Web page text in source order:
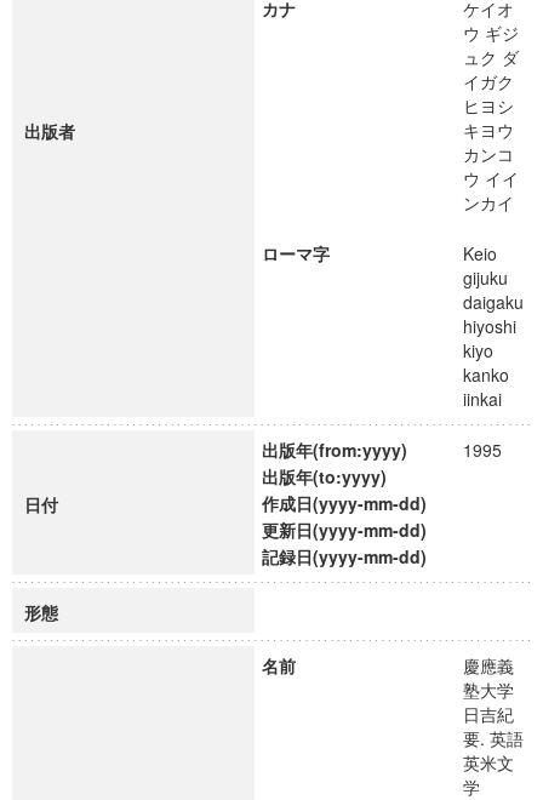
出版者
カナ
ケイオ
ウ ギジ
ュク ダ
イガク
ヒヨシ
キヨウ
カンコ
ウ イイ
ンカイ
ローマ字
Keio
gijuku
daigaku
hiyoshi
kiyo
kanko
iinkai
日付
出版年(from:yyyy)
1995
出版年(to:yyyy)
作成日(yyyy-mm-dd)
更新日(yyyy-mm-dd)
記録日(yyyy-mm-dd)
形態
名前
慶應義
塾大学
日吉紀
要. 英語
英米文
学